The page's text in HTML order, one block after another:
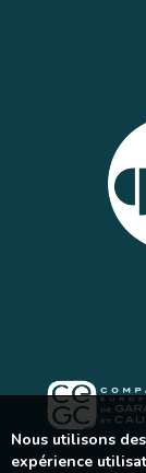
Nous utilisons
expérience